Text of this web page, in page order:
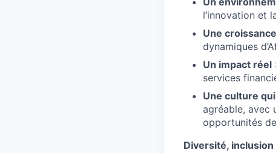
l’innovation et
Une
dynamiques
Un impact réel
services
Une culture
agréable, avec
opportunités
Diversité,